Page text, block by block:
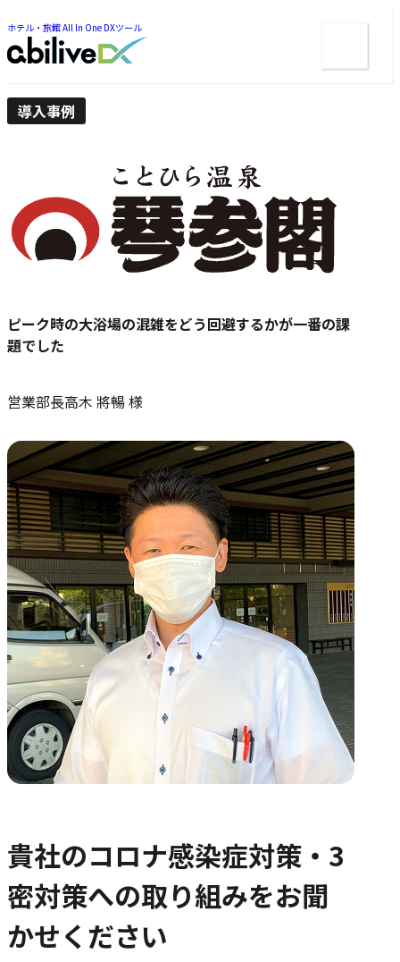
ホテル・旅館 All In One DXツール
ま
で
ジ
で
ジ
ャ
プ
ュ
ピーク時の大浴場の混雑をどう回避するかが一番の課
題でした
導入事例
営業部長高木 將暢 様
貴社のコロナ感染症対策・3
密対策への取り組みをお聞
かせください